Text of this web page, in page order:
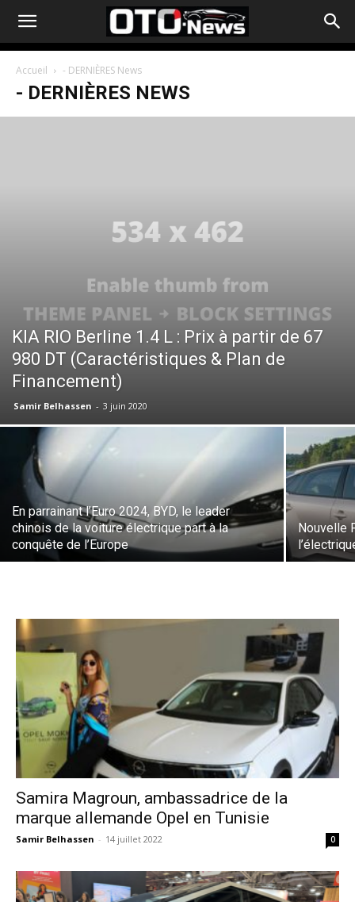
Accueil - DERNIÈRES News
- DERNIÈRES NEWS
KIA RIO Berline 1.4 L : Prix à partir de 67
980 DT (Caractéristiques & Plan de
Financement)
Samir Belhassen - 3 juin 2020
En parrainant l’Euro 2024, BYD, le leader
chinois de la voiture électrique part à la
conquête de l’Europe
Nouvelle
Samira Magroun, ambassadrice de la
marque allemande Opel en Tunisie
Samir Belhassen - 14 juillet 2022 0